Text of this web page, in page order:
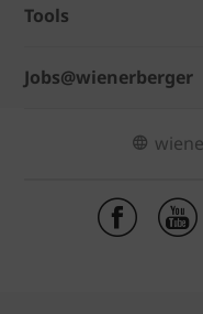
Tools
Jobs@wienerberger